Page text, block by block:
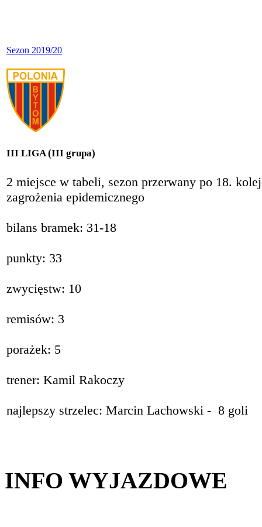
Sezon 2019/20
III LIGA (III grupa)
2 miejsce w tabeli, sezon przerwany po 18.
zagrożenia epidemicznego
bilans bramek: 31-18
punkty: 33
zwycięstw: 10
remisów: 3
porażek: 5
trener: Kamil Rakoczy
najlepszy strzelec: Marcin Lachowski - 8 goli
INFO WYJAZDOWE